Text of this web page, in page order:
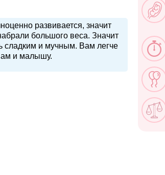
развивается, значит
большого веса. Значит
сладким и мучным. Вам легче
и малышу.